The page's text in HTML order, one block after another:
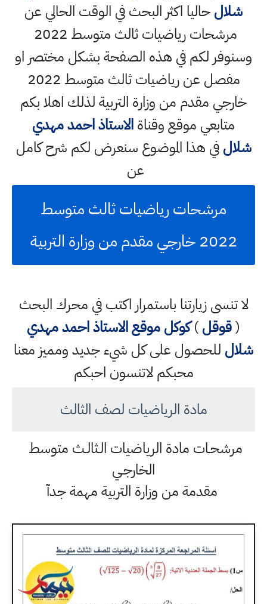
شلالحاليا اكثر البحث في الوقت الحالي عن
وسنوفر لكم في هذه الصفحة بشكل مختصر او
مفصل عن رياضيات ثالث متوسط 2022
خارجي مقدم من وزارة التربية لذلك اهلا بكم
متابعي موقع وقناةالاستاذ احمد مهدي
شلالفي هذا الموضوع سنعرض لكم شرح كامل
عن
مرشحات رياضيات ثالث متوسط
2022 خارجي مقدم من وزارة التربية
لا تنسى زيارتنا باستمرار اكتب في محرك البحث
(قوقل)كوكلموقع الاستاذ احمد مهدي
شلال للحصول على كل شيء جديد ومميز معنا
محبكم لاتنسون احبكم
مادة الرياضيات لصف الثالث
مرشحـات مادة الرياضيات الـثالـث متوسط
الخارجـي